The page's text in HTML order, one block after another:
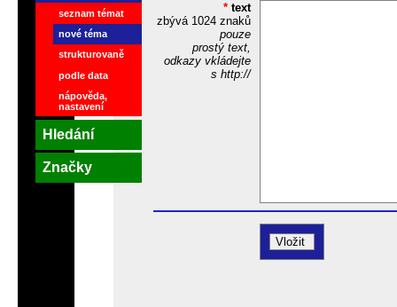
* text
zbývá 1024znaků
pouze
prostý text,
odkazy vkládejte
s http://
seznam témat
nové téma
strukturovaně
podle data
nápověda,
nastavení
Hledání
Značky